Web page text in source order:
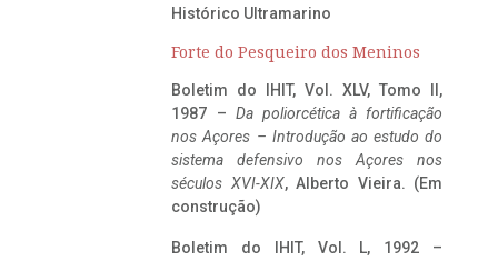
Histórico Ultramarino
Forte do Pesqueiro dos Meninos
Boletim do IHIT, Vol. XLV, Tomo II,
1987 – Da poliorcética à fortificação
nos Açores – Introdução ao estudo do
sistema defensivo nos Açores nos
séculos XVI-XIX, Alberto Vieira. (Em
construção)
Boletim do IHIT, Vol. L, 1992 –